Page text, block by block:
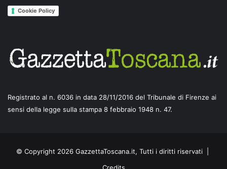
Cookie Policy
Registrato al n. 6036 in data 28/11/2016 del Tribunale di Firenze ai
sensi della legge sulla stampa 8 febbraio 1948 n. 47.
© Copyright 2026 GazzettaToscana.it, Tutti i diritti riservati |